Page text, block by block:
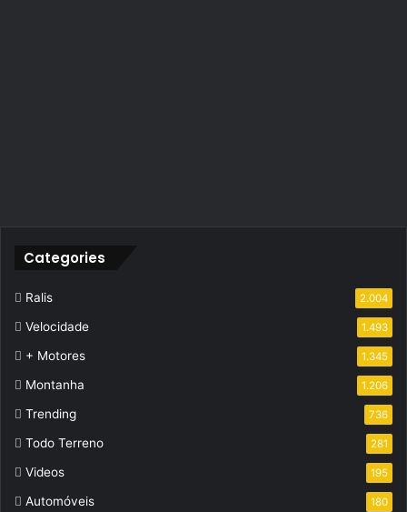
Categories
Ralis 2.004
Velocidade 1.493
+ Motores 1.345
Montanha 1.206
Trending 736
Todo Terreno 281
Videos 195
Automóveis 180